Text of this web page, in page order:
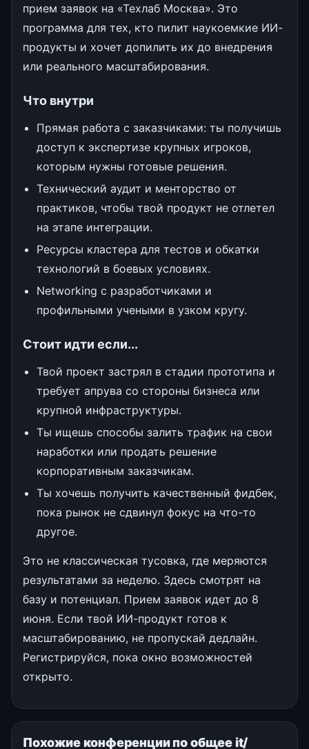
прием заявок на «Техлаб Москва». Это
программа для тех, кто пилит наукоемкие ИИ-
продукты и хочет допилить их до внедрения
или реального масштабирования.
Что внутри
Прямая работа с заказчиками: ты получишь
доступ к экспертизе крупных игроков,
которым нужны готовые решения.
Технический аудит и менторство от
практиков, чтобы твой продукт не отлетел
на этапе интеграции.
Ресурсы кластера для тестов и обкатки
технологий в боевых условиях.
Networking с разработчиками и
профильными учеными в узком кругу.
Стоит идти если...
Твой проект застрял в стадии прототипа и
требует апрува со стороны бизнеса или
крупной инфраструктуры.
Ты ищешь способы залить трафик на свои
наработки или продать решение
корпоративным заказчикам.
Ты хочешь получить качественный фидбек,
пока рынок не сдвинул фокус на что-то
другое.
Это не классическая тусовка, где меряются
результатами за неделю. Здесь смотрят на
базу и потенциал. Прием заявок идет до 8
июня. Если твой ИИ-продукт готов к
масштабированию, не пропускай дедлайн.
Регистрируйся, пока окно возможностей
открыто.
Похожие конференции по общее it/